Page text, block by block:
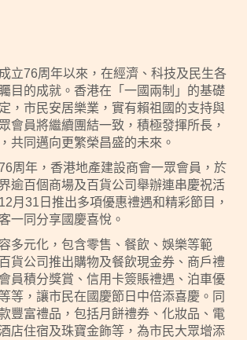
立76周年以來，在經濟、科技及民生各
目的成就。香港在「一國兩制」的基礎
，市民安居樂業，實有賴祖國的支持與
會員將繼續團結一致，積極發揮所長，
共同邁向更繁榮昌盛的未來。
周年，香港地產建設商會一眾會員，於
逾百個商場及百貨公司舉辦連串慶祝活
月31日推出多項優惠禮遇和精彩節目，
一同分享國慶喜悅。
多元化，包含零售、餐飲、娛樂等範
貨公司推出購物及餐飲現金券、商戶禮
員積分獎賞、信用卡簽賬禮遇、泊車優
等，讓市民在國慶節日中倍添喜慶。同
豐富禮品，包括月餅禮券、化妝品、電
店住宿及珠寶金飾等，為市民大眾增添